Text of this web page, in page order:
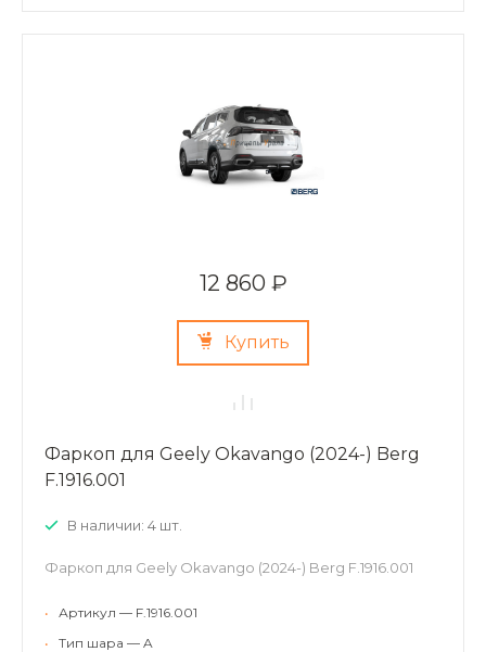
12 860 ₽
Купить
Фаркоп для Geely Okavango (2024-) Berg
F.1916.001
В наличии: 4 шт.
Фаркоп для Geely Okavango (2024-) Berg F.1916.001
•
Артикул — F.1916.001
•
Тип шара — A